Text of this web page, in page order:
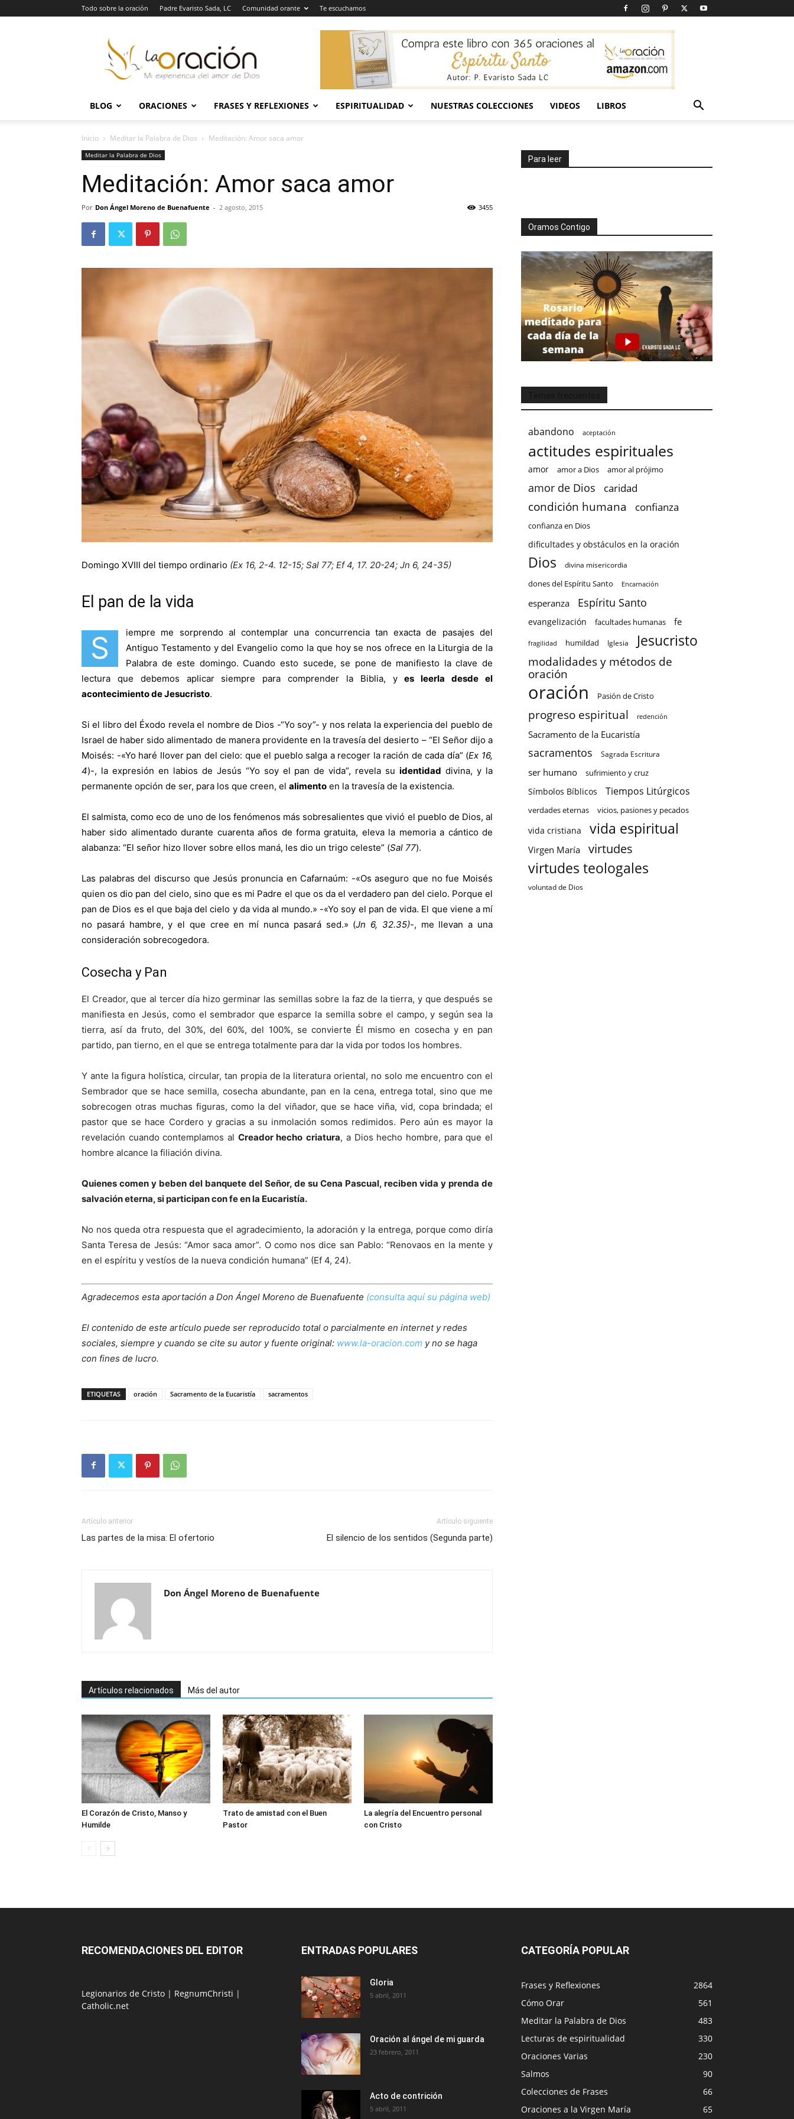
Todo sobre la oración Padre Evaristo Sada, LC Comunidad orante Te escuchamos
Oración
BLOG ORACIONES FRASES Y REFLEXIONES ESPIRITUALIDAD NUESTRAS COLECCIONES VIDEOS LIBROS
Inicio Meditar la Palabra de Dios Meditación: Amor saca amor
Meditar la Palabra de Dios
Meditación: Amor saca amor
Por Don Ángel Moreno de Buenafuente - 2 agosto, 2015 3455
Domingo XVIII del tiempo ordinario (Ex 16, 2-4. 12-15; Sal 77; Ef 4, 17. 20-24; Jn 6, 24-35)
El pan de la vida
S
iempre me sorprendo al contemplar una concurrencia tan exacta de pasajes del
Antiguo Testamento y del Evangelio como la que hoy se nos ofrece en la Liturgia de la
Palabra de este domingo. Cuando esto sucede, se pone de manifiesto la clave de
lectura que debemos aplicar siempre para comprender la Biblia, yes leerla desde el
acontecimiento de Jesucristo.
Si el libro del Éxodo revela el nombre de Dios -“Yo soy”- y nos relata la experiencia del pueblo de
Israel de haber sido alimentado de manera providente en la travesía del desierto – “El Señor dijo a
Moisés: -«Yo haré llover pan del cielo: que el pueblo salga a recoger la ración de cada día” (Ex 16,
4)-, la expresión en labios de Jesús “Yo soy el pan de vida”, revela suidentidad divina, y la
permanente opción de ser, para los que creen, el alimento en la travesía de la existencia.
El salmista, como eco de uno de los fenómenos más sobresalientes que vivió el pueblo de Dios, al
haber sido alimentado durante cuarenta años de forma gratuita, eleva la memoria a cántico de
alabanza: “El señor hizo llover sobre ellos maná, les dio un trigo celeste” (Sal 77).
Las palabras del discurso que Jesús pronuncia en Cafarnaúm: -«Os aseguro que no fue Moisés
quien os dio pan del cielo, sino que es mi Padre el que os da el verdadero pan del cielo. Porque el
pan de Dios es el que baja del cielo y da vida al mundo.» -«Yo soy el pan de vida. El que viene a mí
no pasará hambre, y el que cree en mí nunca pasará sed.» (Jn 6, 32.35)-, me llevan a una
consideración sobrecogedora.
Cosecha y Pan
El Creador, que al tercer día hizo germinar las semillas sobre la faz de la tierra, y que después se
manifiesta en Jesús, como el sembrador que esparce la semilla sobre el campo, y según sea la
tierra, así da fruto, del 30%, del 60%, del 100%, se convierte Él mismo en cosecha y en pan
partido, pan tierno, en el que se entrega totalmente para dar la vida por todos los hombres.
Y ante la figura holística, circular, tan propia de la literatura oriental, no solo me encuentro con el
Sembrador que se hace semilla, cosecha abundante, pan en la cena, entrega total, sino que me
sobrecogen otras muchas figuras, como la del viñador, que se hace viña, vid, copa brindada; el
pastor que se hace Cordero y gracias a su inmolación somos redimidos. Pero aún es mayor la
revelación cuando contemplamos al Creador hecho criatura, a Dios hecho hombre, para que el
hombre alcance la filiación divina.
Quienes comen y beben del banquete del Señor, de su Cena Pascual, reciben vida y prenda de
salvación eterna, si participan con fe en la Eucaristía.
No nos queda otra respuesta que el agradecimiento, la adoración y la entrega, porque como diría
Santa Teresa de Jesús: “Amor saca amor”. O como nos dice san Pablo: “Renovaos en la mente y
en el espíritu y vestíos de la nueva condición humana” (Ef 4, 24).
Agradecemos esta aportación a Don Ángel Moreno de Buenafuente (consulta aquí su página web)
El contenido de este artículo puede ser reproducido total o parcialmente en internet y redes
sociales, siempre y cuando se cite su autor y fuente original: www.la-oracion.com y no se haga
con fines de lucro.
ETIQUETAS oración Sacramento de la Eucaristía sacramentos
Artículo anterior
Las partes de la misa: El ofertorio
Artículo siguiente
El silencio de los sentidos (Segunda parte)
Don Ángel Moreno de Buenafuente
Artículos relacionados Más del autor
El Corazón de Cristo, Manso y
Humilde
Trato de amistad con el Buen
Pastor
La alegría del Encuentro personal
con Cristo
Para leer
Oramos Contigo
abandono aceptación
actitudes espirituales
amor amor a Dios amor al prójimo
amor de Dios caridad
condición humana confianza
confianza en Dios
dificultades y obstáculos en la oración
Dios divina misericordia
dones del Espíritu Santo Encarnación
esperanza Espíritu Santo
evangelización facultades humanas fe
fragilidad humildad Iglesia Jesucristo
modalidades y métodos de
oración
oración Pasión de Cristo
progreso espiritual redención
Sacramento de la Eucaristía
sacramentos Sagrada Escritura
ser humano sufrimiento y cruz
Símbolos Bíblicos Tiempos Litúrgicos
verdades eternas vicios, pasiones y pecados
vida cristiana vida espiritual
Virgen María virtudes
virtudes teologales
voluntad de Dios
RECOMENDACIONES DEL EDITOR
Legionarios de Cristo | RegnumChristi |
Catholic.net
ENTRADAS POPULARES
Gloria
5 abril, 2011
Oración al ángel de mi guarda
23 febrero, 2011
Acto de contrición
5 abril, 2011
CATEGORÍA POPULAR
Frases y Reflexiones
2864
Cómo Orar
561
Meditar la Palabra de Dios
483
Lecturas de espiritualidad
330
Oraciones Varias
230
Salmos
90
Colecciones de Frases
66
Oraciones a la Virgen María
65